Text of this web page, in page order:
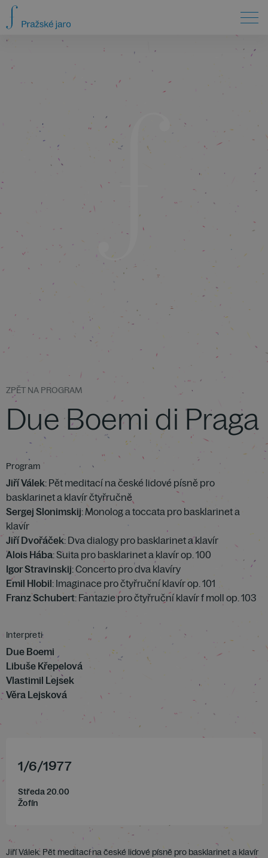
ZPĚT NA PROGRAM
Due Boemi di Praga
Program
Jiří Válek: Pět meditací na české lidové písně pro
basklarinet a klavír čtyřručně
Sergej Slonimskij: Monolog a toccata pro basklarinet a
klavír
Jiří Dvořáček: Dva dialogy pro basklarinet a klavír
Alois Hába: Suita pro basklarinet a klavír op. 100
Igor Stravinskij: Concerto pro dva klavíry
Emil Hlobil: Imaginace pro čtyřruční klavír op. 101
Franz Schubert: Fantazie pro čtyřruční klavír f moll op. 103
Interpreti
Due Boemi
Libuše Křepelová
Vlastimil Lejsek
Věra Lejsková
1/6/1977
Středa 20.00
Žofín
Jiří Válek: Pět meditací na české lidové písně pro basklarinet a klavír